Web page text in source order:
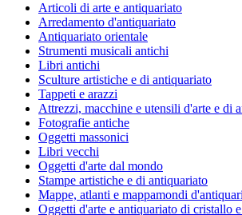
Articoli di arte e antiquariato
Arredamento d'antiquariato
Antiquariato orientale
Strumenti musicali antichi
Libri antichi
Sculture artistiche e di antiquariato
Tappeti e arazzi
Attrezzi, macchine e utensili d'arte e di
Fotografie antiche
Oggetti massonici
Libri vecchi
Oggetti d'arte dal mondo
Stampe artistiche e di antiquariato
Mappe, atlanti e mappamondi
Oggetti d'arte e antiquariato di cristallo